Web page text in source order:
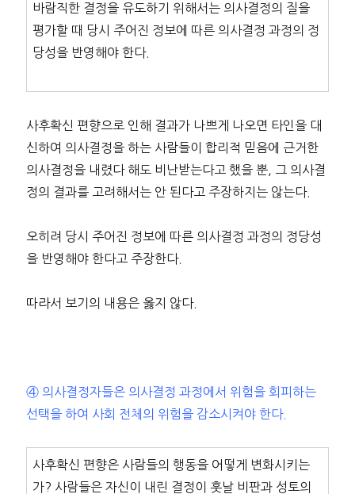
바람직한 결정을 유도하기 위해서는 의사결정의 질을
평가할 때 당시 주어진 정보에 따른 의사결정 과정의 정
당성을 반영해야 한다.
사후확신 편향으로 인해 결과가 나쁘게 나오면 타인을 대
신하여 의사결정을 하는 사람들이 합리적 믿음에 근거한
의사결정을 내렸다 해도 비난받는다고 했을 뿐, 그 의사결
정의 결과를 고려해서는 안 된다고 주장하지는 않는다.
오히려 당시 주어진 정보에 따른 의사결정 과정의 정당성
을 반영해야 한다고 주장한다.
따라서 보기의 내용은 옳지 않다.
④ 의사결정자들은 의사결정 과정에서 위험을 회피하는
선택을 하여 사회 전체의 위험을 감소시켜야 한다.
사후확신 편향은 사람들의 행동을 어떻게 변화시키는
가? 사람들은 자신이 내린 결정이 훗날 비판과 성토의